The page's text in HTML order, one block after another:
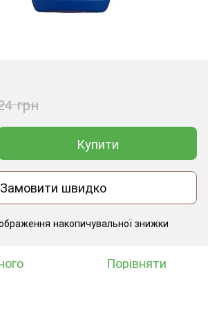
грн
Купити
Замовити швидко
накопичувальної знижки
Порівняти